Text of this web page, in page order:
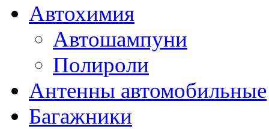
Автохимия
Автошампуни
Полироли
Антенны автомобильные
Багажники